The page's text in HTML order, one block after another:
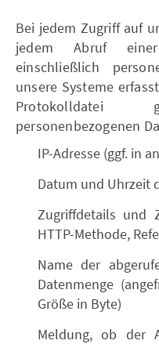
Bei jedem Zugriff auf
jedem Abruf
einschließlich
unsere Systeme
Protokolldatei
personenbezogenen
IP-Adresse (ggf. in
Datum und Uhrzeit
Zugriffdetails und
HTTP-Methode,
Name der
Datenmenge
Größe in Byte)
Meldung, ob der